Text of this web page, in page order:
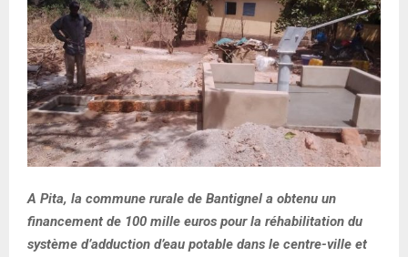
E
N
U
A Pita, la commune rurale de Bantignel a obtenu un
financement de 100 mille euros pour la réhabilitation du
système d’adduction d’eau potable dans le centre-ville et